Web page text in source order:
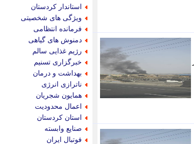
استاندار کردستان
ویژگی های شخصیتی
فرمانده انتظامی
دمنوش های گیاهی
رژیم غذایی سالم
خبرگزاری تسنیم
بهداشت و درمان
ناترازی انرژی
همایون شجریان
اعمال محدودیت
استان کردستان
صنایع وابسته
فوتبال ایران